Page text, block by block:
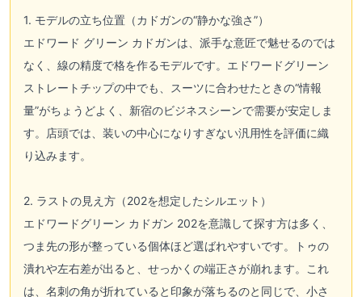
1. モデルの立ち位置（カドガンの“静かな強さ”）
エドワード グリーン カドガンは、派手な意匠で魅せるのでは
なく、線の精度で格を作るモデルです。エドワードグリーン
ストレートチップの中でも、スーツに合わせたときの“情報
量”がちょうどよく、新宿のビジネスシーンで需要が安定しま
す。店頭では、装いの中心になりすぎない汎用性を評価に織
り込みます。
2. ラストの見え方（202を想定したシルエット）
エドワードグリーン カドガン 202を意識して探す方は多く、
つま先の形が整っている個体ほど選ばれやすいです。トゥの
潰れや左右差が出ると、せっかくの端正さが崩れます。これ
は、名刺の角が折れていると印象が落ちるのと同じで、小さ